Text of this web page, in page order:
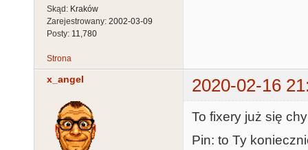
Skąd: Kraków
Zarejestrowany: 2002-03-09
Posty: 11,780
Strona
x_angel 2020-02-16
To fixery już się
Pin: to Ty